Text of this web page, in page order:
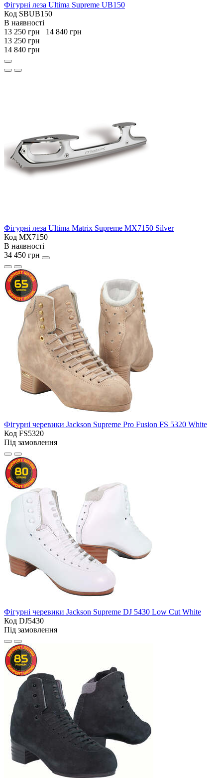
Фігурні леза Ultima Supreme UB150
Код SBUB150
В наявності
13 250 грн 14 840 грн
13 250 грн
14 840 грн
Фігурні леза Ultima Matrix Supreme MX7150 Silver
Код MX7150
В наявності
34 450 грн
Фігурні черевики Jackson Supreme Pro Fusion FS 5320 White
Код FS5320
Під замовлення
Фігурні черевики Jackson Supreme DJ 5430 Low Cut White
Код DJ5430
Під замовлення